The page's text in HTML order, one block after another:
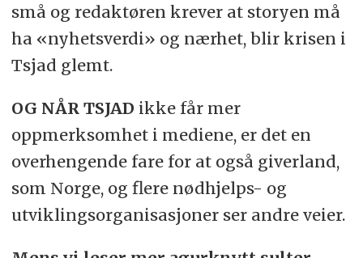
små og redaktøren krever at storyen må
ha «nyhetsverdi» og nærhet, blir krisen i
Tsjad glemt.
OG NÅR TSJAD ikke får mer
oppmerksomhet i mediene, er det en
overhengende fare for at også giverland,
som Norge, og flere nødhjelps- og
utviklingsorganisasjoner ser andre veier.